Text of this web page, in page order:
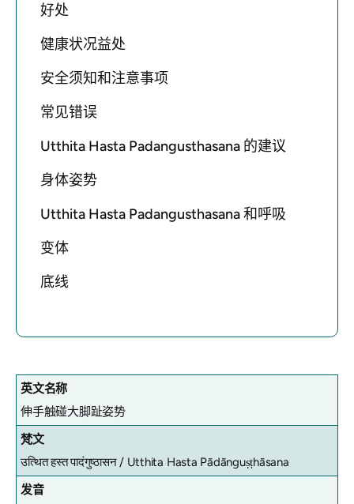
好处
健康状况益处
安全须知和注意事项
常见错误
Utthita Hasta Padangusthasana 的建议
身体姿势
Utthita Hasta Padangusthasana 和呼吸
变体
底线
英文名称
伸手触碰大脚趾姿势
梵文
उत्थित हस्त पादंगुष्ठासन / Utthita Hasta Pādānguṣṭhāsana
发音